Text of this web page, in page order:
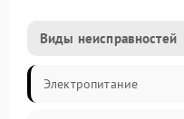
Виды неисправностей
Электропитание